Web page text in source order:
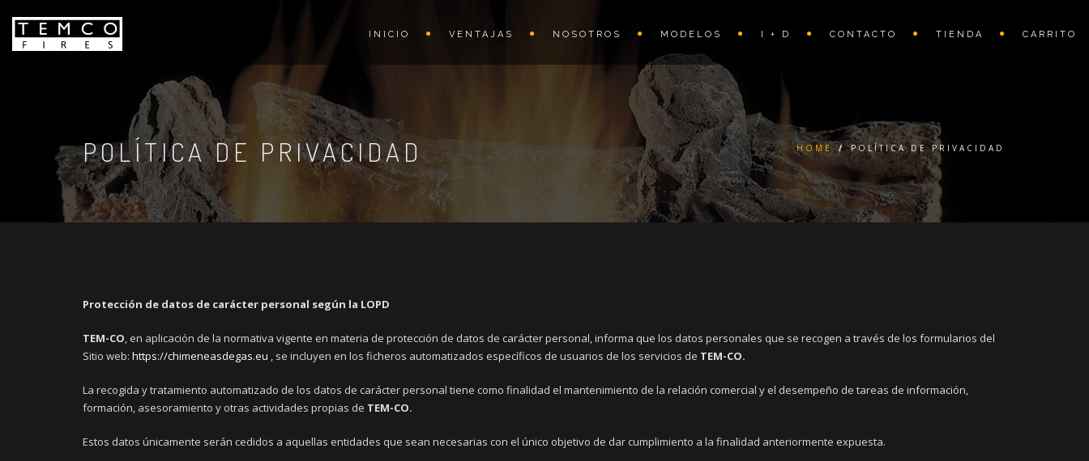
INICIO VENTAJAS NOSOTROS MODELOS I + D CONTACTO TIENDA CARRITO
POLÍTICA DE PRIVACIDAD HOME / POLÍTICA DE PRIVACIDAD
Protección de datos de carácter personal según la LOPD
TEM-CO, en aplicación de la normativa vigente en materia de protección de datos de carácter personal, informa que los datos personales que se recogen a través de los formularios del
Sitio web: https://chimeneasdegas.eu , se incluyen en los ficheros automatizados específicos de usuarios de los servicios de TEM-CO.
La recogida y tratamiento automatizado de los datos de carácter personal tiene como finalidad el mantenimiento de la relación comercial y el desempeño de tareas de información,
formación, asesoramiento y otras actividades propias de TEM-CO.
Estos datos únicamente serán cedidos a aquellas entidades que sean necesarias con el único objetivo de dar cumplimiento a la finalidad anteriormente expuesta.